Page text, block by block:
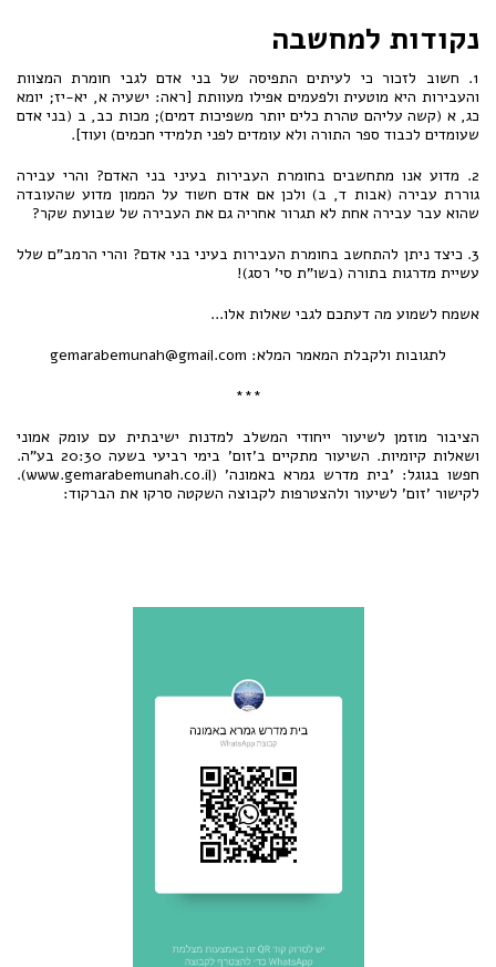
נקודות למחשבה
1. חשוב לזכור כי לעיתים התפיסה של בני אדם לגבי חומרת המצוות
והעבירות היא מוטעית ולפעמים אפילו מעוותת [ראה: ישעיה א, יא-יז; יומא
כג, א (קשה עליהם טהרת כלים יותר משפיכות דמים); מכות כב, ב (בני אדם
שעומדים לכבוד ספר התורה ולא עומדים לפני תלמידי חכמים) ועוד].
2. מדוע אנו מתחשבים בחומרת העבירות בעיני בני האדם? והרי עבירה
גוררת עבירה (אבות ד, ב) ולכן אם אדם חשוד על הממון מדוע שהעובדה
שהוא עבר עבירה אחת לא תגרור אחריה גם את העבירה של שבועת שקר?
3. כיצד ניתן להתחשב בחומרת העבירות בעיני בני אדם? והרי הרמב"ם שלל
עשיית מדרגות בתורה (בשו"ת סי' רסג)!
אשמח לשמוע מה דעתכם לגבי שאלות אלו...
לתגובות ולקבלת המאמר המלא: gemarabemunah@gmail.com
***
הציבור מוזמן לשיעור ייחודי המשלב למדנות ישיבתית עם עומק אמוני
ושאלות קיומיות. השיעור מתקיים ב'זום' בימי רביעי בשעה 20:30 בע"ה.
חפשו בגוגל: 'בית מדרש גמרא באמונה' (www.gemarabemunah.co.il).
לקישור 'זום' לשיעור ולהצטרפות לקבוצה השקטה סרקו את הברקוד: